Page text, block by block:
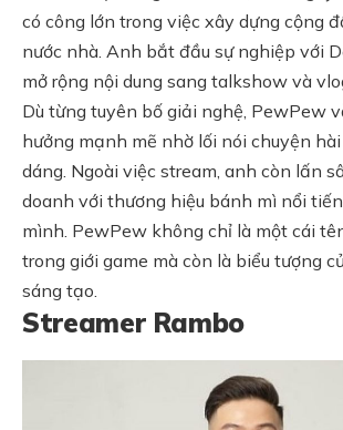
có công lớn trong việc xây dựng cộng
nước nhà. Anh bắt đầu sự nghiệp với
mở rộng nội dung sang talkshow và
Dù từng tuyên bố giải nghệ, PewPew
hưởng mạnh mẽ nhờ lối nói chuyện hài
dáng. Ngoài việc stream, anh còn lấn
doanh với thương hiệu bánh mì nổi
mình. PewPew không chỉ là một cái
trong giới game mà còn là biểu tượng
sáng tạo.
Streamer Rambo